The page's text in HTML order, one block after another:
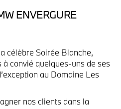
ENVERGURE
célèbre Soirée Blanche,
à convié quelques-uns de ses
au Domaine Les
nos clients dans la